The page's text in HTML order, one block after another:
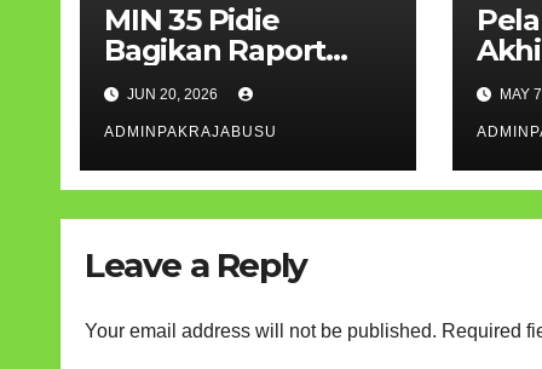
MIN 35 Pidie
Bagikan Raport
Semester Genap TP
2025/2026, Apresiasi
Prestasi Siswa
JUN 20, 2026
ADMINPAKRAJABUSU
35MAY
Leave a Reply
Your email address will not be published. Required